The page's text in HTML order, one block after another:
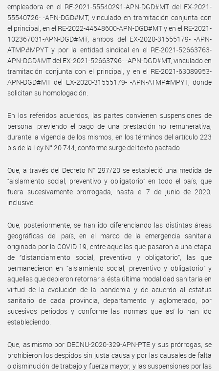
empleadora en el RE-2021-55540291-APN-DGD#MT del EX-2021-
55540726- -APN-DGD#MT, vinculado en tramitación conjunta con
el principal, en el RE-2022-44548600-APN-DGD#MT y en el RE-2021-
102367031-APN-DGD#MT, ambos del EX-2020-31555179- -APN-
ATMP#MPYT y por la entidad sindical en el RE-2021-52663763-
APN-DGD#MT del EX-2021-52663796- -APN-DGD#MT, vinculado en
tramitación conjunta con el principal, y en el RE-2021-63089953-
APN-DGD#MT del EX-2020-31555179- -APN-ATMP#MPYT, donde
solicitan su homologación.
En los referidos acuerdos, las partes convienen suspensiones de
personal previendo el pago de una prestación no remunerativa,
durante la vigencia de los mismos, en los términos del artículo 223
bis de la Ley N° 20.744, conforme surge del texto pactado.
Que, a través del Decreto N° 297/20 se estableció una medida de
“aislamiento social, preventivo y obligatorio” en todo el país, que
fuera sucesivamente prorrogada, hasta el 7 de junio de 2020,
inclusive.
Que, posteriormente, se han ido diferenciando las distintas áreas
geográficas del país, en el marco de la emergencia sanitaria
originada por la COVID 19, entre aquellas que pasaron a una etapa
de “distanciamiento social, preventivo y obligatorio”, las que
permanecieron en “aislamiento social, preventivo y obligatorio” y
aquellas que debieron retornar a ésta última modalidad sanitaria en
virtud de la evolución de la pandemia y de acuerdo al estatus
sanitario de cada provincia, departamento y aglomerado, por
sucesivos periodos y conforme las normas que así lo han ido
estableciendo.
Que, asimismo por DECNU-2020-329-APN-PTE y sus prórrogas, se
prohibieron los despidos sin justa causa y por las causales de falta
o disminución de trabajo y fuerza mayor, y las suspensiones por las